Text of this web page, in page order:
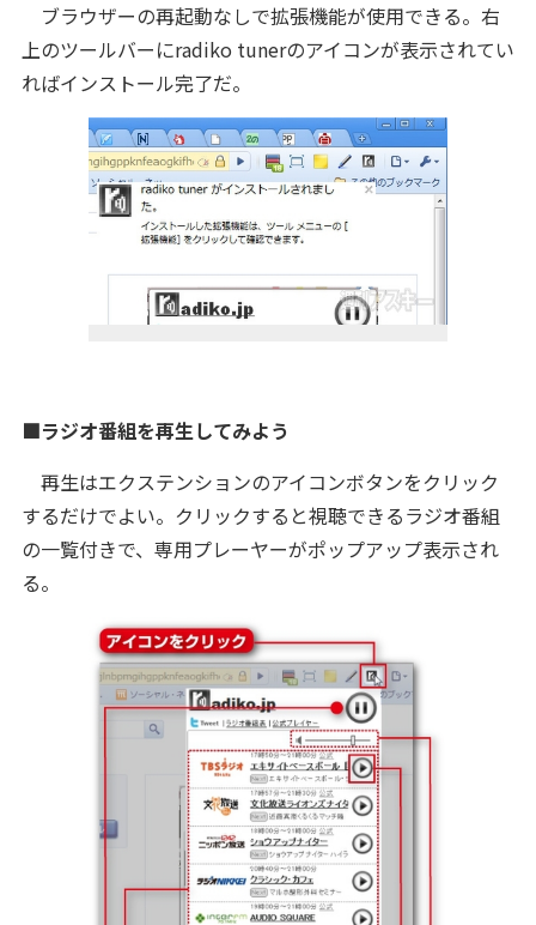
ブラウザーの再起動なしで拡張機能が使用できる。右
上のツールバーにradiko tunerのアイコンが表示されてい
ればインストール完了だ。
■ラジオ番組を再生してみよう
再生はエクステンションのアイコンボタンをクリック
するだけでよい。クリックすると視聴できるラジオ番組
の一覧付きで、専用プレーヤーがポップアップ表示され
る。